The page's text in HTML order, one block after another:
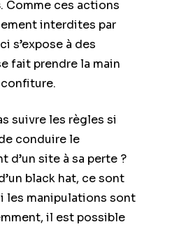
. Comme ces actions
interdites par
s’expose à des
fait prendre la main
suivre les règles si
conduire le
d’un site à sa perte ?
black hat, ce sont
les manipulations sont
il est possible